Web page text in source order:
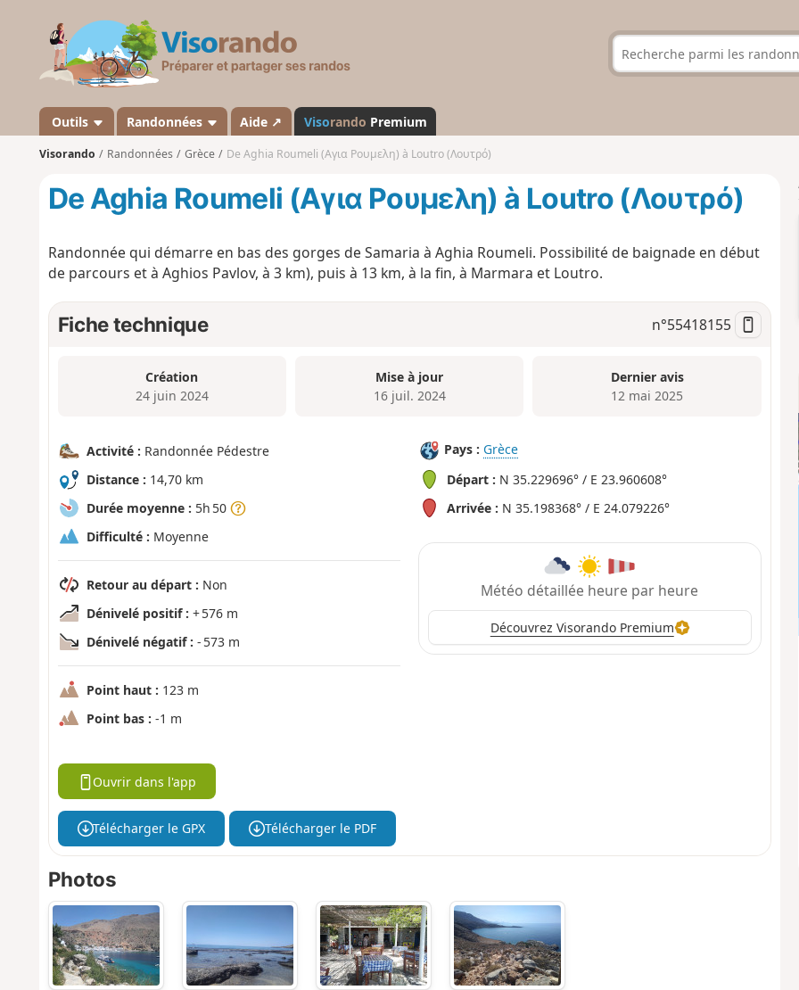
s
a
n
d
Outils Randonnées Aide ↗ Visorando Premium
Visorando Randonnées Grèce De Aghia Roumeli (Αγια Ρουμελη) à Loutro (Λουτρό)
De Aghia Roumeli (Αγια Ρουμελη) à Loutro (Λουτρό)
Randonnée qui démarre en bas des gorges de Samaria à Aghia Roumeli. Possibilité de baignade en début
de parcours et à Aghios Pavlov, à 3 km), puis à 13 km, à la fin, à Marmara et Loutro.
Fiche technique n°55418155
Création
24 juin 2024
Mise à jour
16 juil. 2024
Dernier avis
12 mai 2025
Activité : Randonnée Pédestre
Distance : 14,70 km
Durée moyenne : 5h 50
Difficulté : Moyenne
Retour au départ : Non
Dénivelé positif : + 576 m
Dénivelé négatif : - 573 m
Point haut : 123 m
Point bas : -1 m
Pays : Grèce
Départ : N 35.229696° / E 23.960608°
Arrivée : N 35.198368° / E 24.079226°
Météo détaillée heure par heure
Découvrez Visorando Premium
Ouvrir dans l'app
Télécharger le GPX Télécharger le PDF
Photos